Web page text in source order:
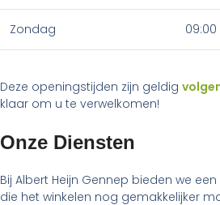
Zondag 09:00
Deze openingstijden zijn geldig
klaar om u te verwelkomen!
Onze Diensten
Bij Albert Heijn Gennep bieden we
die het winkelen nog gemakkelijker